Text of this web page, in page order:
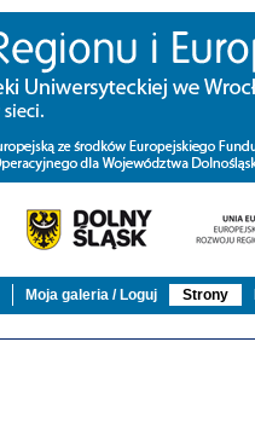
Moja galeria / Loguj Strony